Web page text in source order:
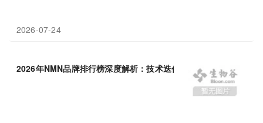
2026-07-24
2026年NMN品牌排行榜深度解析：技术迭代驱动抗衰新格局